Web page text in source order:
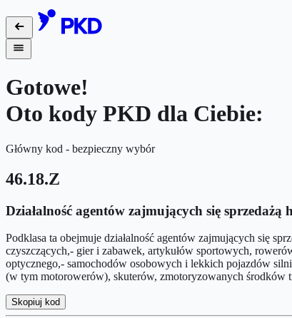
Gotowe!
Oto kody PKD dla Ciebie:
Główny kod - bezpieczny wybór
46.18.Z
Działalność agentów zajmujących się
Podklasa ta obejmuje działalność agentów zajmujących się
czyszczących,- gier i zabawek, artykułów sportowych,
optycznego,- samochodów osobowych i lekkich pojazdów
(w tym motorowerów), skuterów, zmotoryzowanych
Skopiuj kod